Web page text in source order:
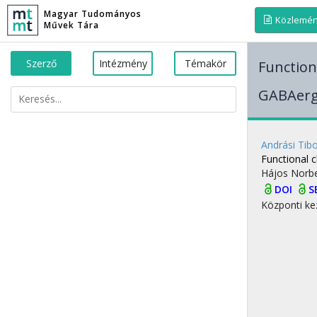
Magyar Tudományos
Művek Tára
Szerző Intézmény Témakör
Andrási
Functional
Hájos
DOI
Központi